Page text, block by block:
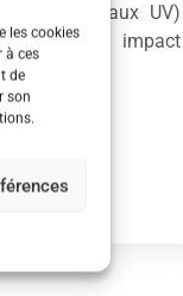
les cookies
à ces
de
son
et aux UV)
ainsi son impact